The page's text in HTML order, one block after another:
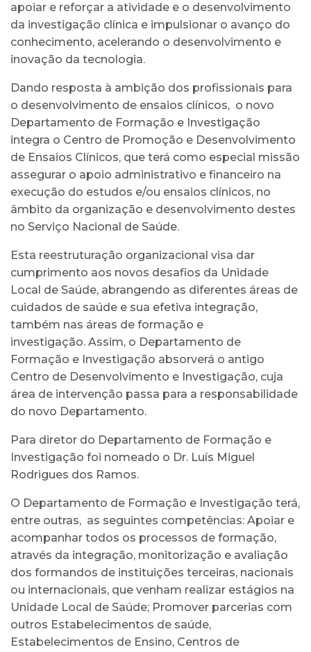
apoiar e reforçar a atividade e o desenvolvimento
da investigação clínica e impulsionar o avanço do
conhecimento, acelerando o desenvolvimento e
inovação da tecnologia.
Dando resposta à ambição dos profissionais para
o desenvolvimento de ensaios clínicos, o novo
Departamento de Formação e Investigação
integra o Centro de Promoção e Desenvolvimento
de Ensaios Clínicos, que terá como especial missão
assegurar o apoio administrativo e financeiro na
execução do estudos e/ou ensaios clínicos, no
âmbito da organização e desenvolvimento destes
no Serviço Nacional de Saúde.
Esta reestruturação organizacional visa dar
cumprimento aos novos desafios da Unidade
Local de Saúde, abrangendo as diferentes áreas de
cuidados de saúde e sua efetiva integração,
também nas áreas de formação e
investigação. Assim, o Departamento de
Formação e Investigação absorverá o antigo
Centro de Desenvolvimento e Investigação, cuja
área de intervenção passa para a responsabilidade
do novo Departamento.
Para diretor do Departamento de Formação e
Investigação foi nomeado o Dr. Luís Miguel
Rodrigues dos Ramos.
O Departamento de Formação e Investigação terá,
entre outras, as seguintes competências: Apoiar e
acompanhar todos os processos de formação,
através da integração, monitorização e avaliação
dos formandos de instituições terceiras, nacionais
ou internacionais, que venham realizar estágios na
Unidade Local de Saúde; Promover parcerias com
outros Estabelecimentos de saúde,
Estabelecimentos de Ensino, Centros de